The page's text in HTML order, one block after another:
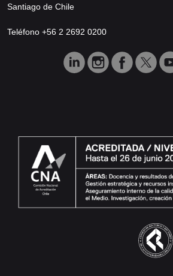
Santiago de Chile
Teléfono +56 2 2692 0200